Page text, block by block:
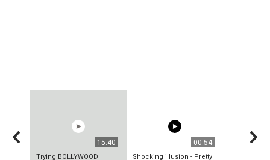
15:40
Trying BOLLYWOOD
00:54
Shocking illusion - Pretty